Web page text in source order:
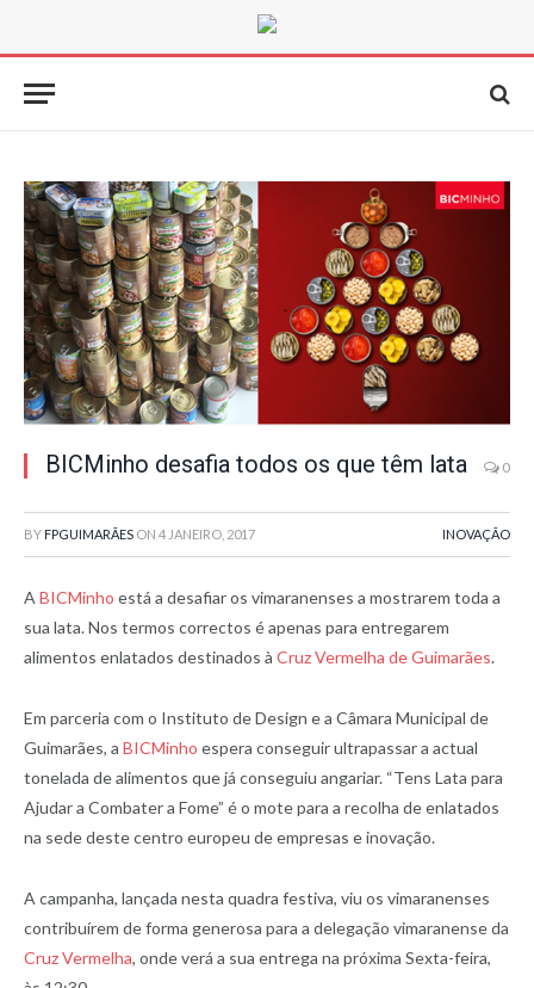
BICMinho desafia todos os que têm lata 0
BY FPGUIMARÃES ON 4 JANEIRO, 2017 INOVAÇÃO
A BICMinho está a desafiar os vimaranenses a mostrarem toda a
sua lata. Nos termos correctos é apenas para entregarem
alimentos enlatados destinados à Cruz Vermelha de Guimarães.
Em parceria com o Instituto de Design e a Câmara Municipal de
Guimarães, a BICMinho espera conseguir ultrapassar a actual
tonelada de alimentos que já conseguiu angariar. “Tens Lata para
Ajudar a Combater a Fome” é o mote para a recolha de enlatados
na sede deste centro europeu de empresas e inovação.
A campanha, lançada nesta quadra festiva, viu os vimaranenses
contribuírem de forma generosa para a delegação vimaranense da
Cruz Vermelha, onde verá a sua entrega na próxima Sexta-feira,